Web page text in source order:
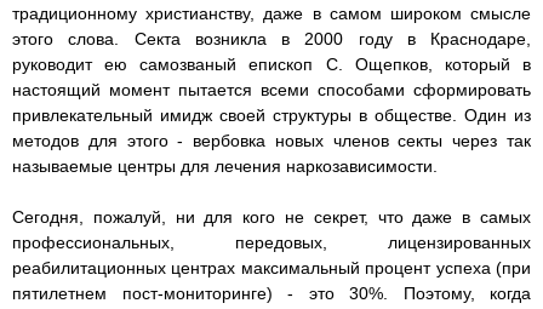
традиционному христианству, даже в самом широком смысле
этого слова. Секта возникла в 2000 году в Краснодаре,
руководит ею самозваный епископ С. Ощепков, который в
настоящий момент пытается всеми способами сформировать
привлекательный имидж своей структуры в обществе. Один из
методов для этого - вербовка новых членов секты через так
называемые центры для лечения наркозависимости.
Сегодня, пожалуй, ни для кого не секрет, что даже в самых
профессиональных, передовых, лицензированных
реабилитационных центрах максимальный процент успеха (при
пятилетнем пост-мониторинге) - это 30%. Поэтому, когда